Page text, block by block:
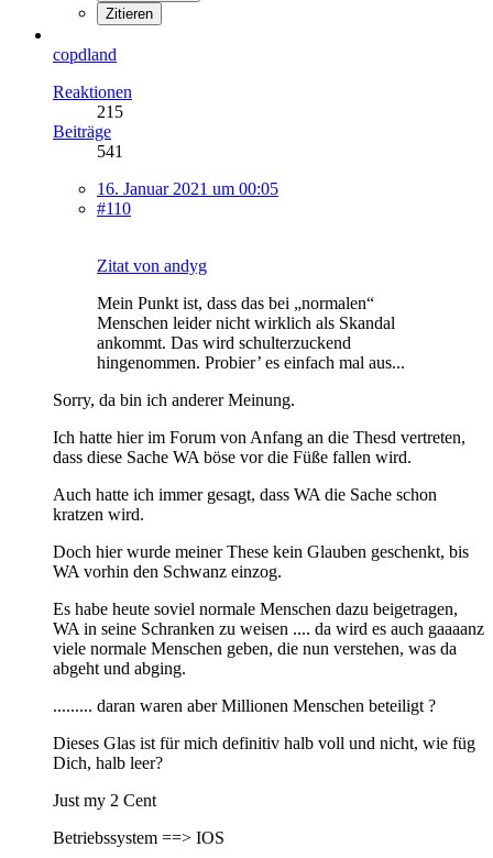
Zitieren
copdland
Reaktionen
215
Beiträge
541
16. Januar 2021 um 00:05
#110
Zitat von andyg
Mein Punkt ist, dass das bei „normalen“
Menschen leider nicht wirklich als Skandal
ankommt. Das wird schulterzuckend
hingenommen. Probier’ es einfach mal aus...
Sorry, da bin ich anderer Meinung.
Ich hatte hier im Forum von Anfang an die Thesd vertreten,
dass diese Sache WA böse vor die Füße fallen wird.
Auch hatte ich immer gesagt, dass WA die Sache schon
kratzen wird.
Doch hier wurde meiner These kein Glauben geschenkt, bis
WA vorhin den Schwanz einzog.
Es habe heute soviel normale Menschen dazu beigetragen,
WA in seine Schranken zu weisen .... da wird es auch gaaaanz
viele normale Menschen geben, die nun verstehen, was da
abgeht und abging.
......... daran waren aber Millionen Menschen beteiligt ?
Dieses Glas ist für mich definitiv halb voll und nicht, wie füg
Dich, halb leer?
Just my 2 Cent
Betriebssystem ==> IOS